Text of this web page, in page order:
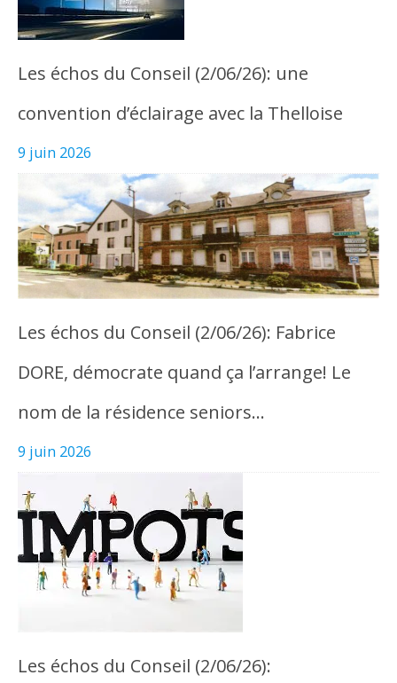
Les échos du Conseil (2/06/26): une
convention d’éclairage avec la Thelloise
9 juin 2026
Les échos du Conseil (2/06/26): Fabrice
DORE, démocrate quand ça l’arrange! Le
nom de la résidence seniors…
9 juin 2026
Les échos du Conseil (2/06/26):